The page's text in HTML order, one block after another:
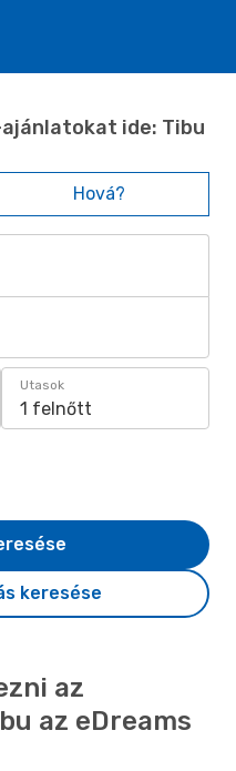
ide: Tibu
Hová?
Utasok
1 felnőtt
keresése
az
az eDreams